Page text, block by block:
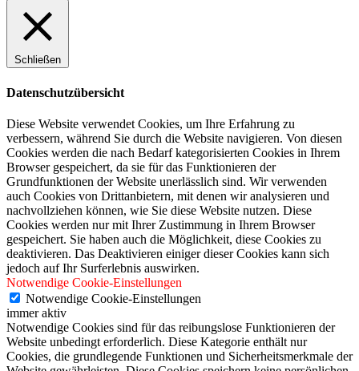
Schließen
Datenschutzübersicht
Diese Website verwendet Cookies, um Ihre Erfahrung zu
verbessern, während Sie durch die Website navigieren. Von diesen
Cookies werden die nach Bedarf kategorisierten Cookies in Ihrem
Browser gespeichert, da sie für das Funktionieren der
Grundfunktionen der Website unerlässlich sind. Wir verwenden
auch Cookies von Drittanbietern, mit denen wir analysieren und
nachvollziehen können, wie Sie diese Website nutzen. Diese
Cookies werden nur mit Ihrer Zustimmung in Ihrem Browser
gespeichert. Sie haben auch die Möglichkeit, diese Cookies zu
deaktivieren. Das Deaktivieren einiger dieser Cookies kann sich
jedoch auf Ihr Surferlebnis auswirken.
Notwendige Cookie-Einstellungen
Notwendige Cookie-Einstellungen
immer aktiv
Notwendige Cookies sind für das reibungslose Funktionieren der
Website unbedingt erforderlich. Diese Kategorie enthält nur
Cookies, die grundlegende Funktionen und Sicherheitsmerkmale der